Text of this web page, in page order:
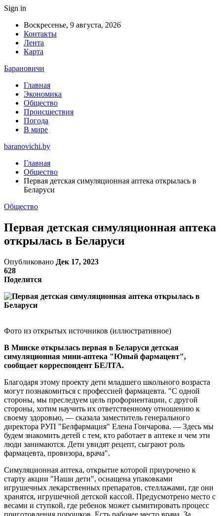
Sign in
Воскресенье, 9 августа, 2026
Контакты
Лента
Карта
Барановичи
Главная
Экономика
Общество
Происшествия
Погода
В мире
baranovichi.by
Главная
Общество
Первая детская симуляционная аптека открылась в
Беларуси
Общество
Первая детская симуляционная аптека
открылась в Беларуси
Опубликовано Дек 17, 2023
628
Поделится
Фото из открытых источников (иллюстративное)
В Минске открылась первая в Беларуси детская
симуляционная мини-аптека "Юный фармацевт",
сообщает корреспондент БЕЛТА.
Благодаря этому проекту дети младшего школьного возраста
могут познакомиться с профессией фармацевта. "С одной
стороны, мы преследуем цель профориентации, с другой
стороны, хотим научить их ответственному отношению к
своему здоровью, — сказала заместитель генерального
директора РУП "Белфармация" Елена Гончарова. — Здесь мы
будем знакомить детей с тем, кто работает в аптеке и чем эти
люди занимаются. Дети увидят рецепт, сыграют роль
фармацевта, провизора, врача".
Симуляционная аптека, открытие которой приурочено к
старту акции "Наши дети", оснащена упаковками
игрушечных лекарственных препаратов, стеллажами, где они
хранятся, игрушечной детской кассой. Предусмотрено место с
весами и ступкой, где ребенок может сымитировать процесс
приготовления порошков. Есть рабочее место врача. За